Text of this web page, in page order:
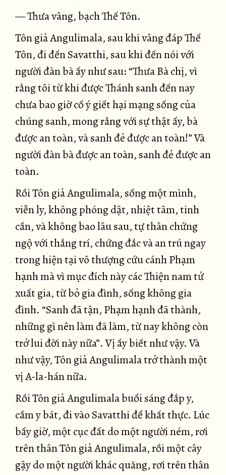
— Thưa vâng, bạch Thế Tôn.
Tôn giả Angulimala, sau khi vâng đáp Thế
Tôn, đi đến Savatthi, sau khi đến nói với
người đàn bà ấy như sau: “Thưa Bà chị, vì
rằng tôi từ khi được Thánh sanh đến nay
chưa bao giờ cố ý giết hại mạng sống của
chúng sanh, mong rằng với sự thật ấy, bà
được an toàn, và sanh đẻ được an toàn!” Và
người đàn bà được an toàn, sanh đẻ được an
toàn.
Rồi Tôn giả Angulimala, sống một mình,
viễn ly, không phóng dật, nhiệt tâm, tinh
cần, và không bao lâu sau, tự thân chứng
ngộ với thắng trí, chứng đắc và an trú ngay
trong hiện tại vô thượng cứu cánh Phạm
hạnh mà vì mục đích này các Thiện nam tử
xuất gia, từ bỏ gia đình, sống không gia
đình. “Sanh đã tận, Phạm hạnh đã thành,
những gì nên làm đã làm, từ nay không còn
trở lui đời này nữa”. Vị ấy biết như vậy. Và
như vậy, Tôn giả Angulimala trở thành một
vị A-la-hán nữa.
Rồi Tôn giả Angulimala buổi sáng đắp y,
cầm y bát, đi vào Savatthi để khất thực. Lúc
bấy giờ, một cục đất do một người ném, rơi
trên thân Tôn giả Angulimala, rồi một cây
gậy do một người khác quăng, rơi trên thân